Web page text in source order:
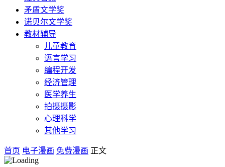
矛盾文学奖
诺贝尔文学奖
教材辅导
儿童教育
语言学习
编程开发
经济管理
医学养生
拍摄摄影
心理科学
其他学习
首页 电子漫画 免费漫画 正文